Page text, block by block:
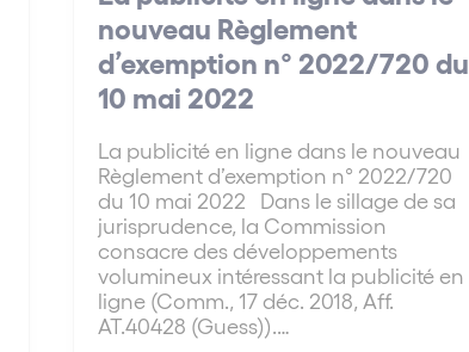
nouveau Règlement
d’exemption n° 2022/720 du
10 mai 2022
La publicité en ligne dans le nouveau
Règlement d’exemption n° 2022/720
du 10 mai 2022 Dans le sillage de sa
jurisprudence, la Commission
consacre des développements
volumineux intéressant la publicité en
ligne (Comm., 17 déc. 2018, Aff.
AT.40428 (Guess)).…